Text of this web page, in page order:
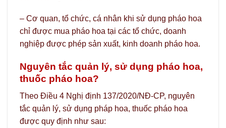
– Cơ quan, tổ chức, cá nhân khi sử dụng pháo hoa
chỉ được mua pháo hoa tại các tổ chức, doanh
nghiệp được phép sản xuất, kinh doanh pháo hoa.
Nguyên tắc quản lý, sử dụng pháo hoa,
thuốc pháo hoa?
Theo Điều 4 Nghị định 137/2020/NĐ-CP, nguyên
tắc quản lý, sử dụng pháp hoa, thuốc pháo hoa
được quy định như sau: